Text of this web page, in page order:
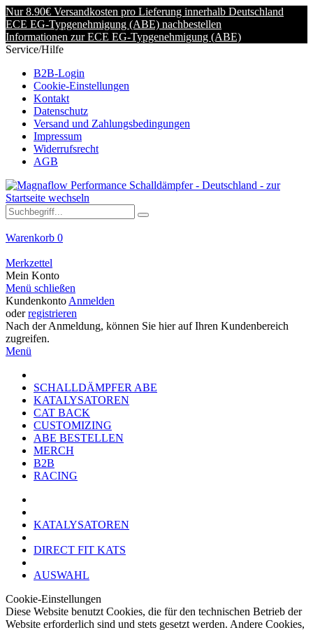
Nur 8.90€ Versandkosten pro Lieferung innerhalb Deutschland
ECE EG-Typgenehmigung (ABE) nachbestellen
Informationen zur ECE EG-Typgenehmigung (ABE)
Service/Hilfe
B2B-Login
Cookie-Einstellungen
Kontakt
Datenschutz
Versand und Zahlungsbedingungen
Impressum
Widerrufsrecht
AGB
Warenkorb 0
Merkzettel
Mein Konto
Menü schließen
Kundenkonto Anmelden
oderregistrieren
Nach der Anmeldung, können Sie hier auf Ihren Kundenbereich
zugreifen.
Menü
SCHALLDÄMPFER ABE
KATALYSATOREN
CAT BACK
CUSTOMIZING
ABE BESTELLEN
MERCH
B2B
RACING
KATALYSATOREN
DIRECT FIT KATS
AUSWAHL
Cookie-Einstellungen
Diese Website benutzt Cookies, die für den technischen Betrieb der
Website erforderlich sind und stets gesetzt werden. Andere Cookies,